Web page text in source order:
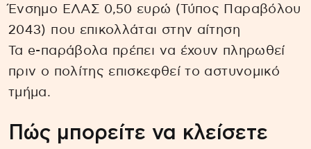
Ένσημο ΕΛΑΣ 0,50 ευρώ (Τύπος Παραβόλου
2043) που επικολλάται στην αίτηση
Τα e-παράβολα πρέπει να έχουν πληρωθεί
πριν ο πολίτης επισκεφθεί το αστυνομικό
τμήμα.
Πώς μπορείτε να κλείσετε